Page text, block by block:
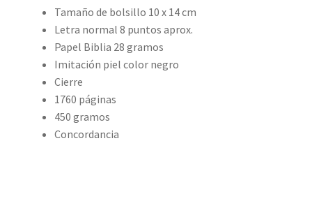
Tamaño de bolsillo 10 x 14 cm
Letra normal 8 puntos aprox.
Papel Biblia 28 gramos
Imitación piel color negro
Cierre
1760 páginas
450 gramos
Concordancia